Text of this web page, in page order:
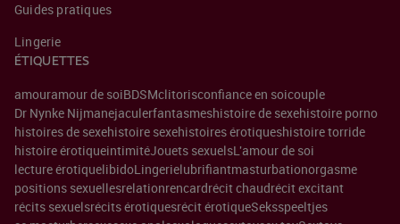
Guides pratiques
Lingerie
ÉTIQUETTES
amouramour de soiBDSMclitorisconfiance en soicouple
Dr Nynke Nijmanejaculerfantasmeshistoire de sexehistoire porno
histoires de sexehistoire sexehistoires érotiqueshistoire torride
histoire érotiqueintimitéJouets sexuelsL'amour de soi
lecture érotiquelibidoLingerielubrifiantmasturbationorgasme
positions sexuellesrelationrencardrécit chaudrécit excitant
récits sexuelsrécits érotiquesrécit érotiqueSeksspeeltjes